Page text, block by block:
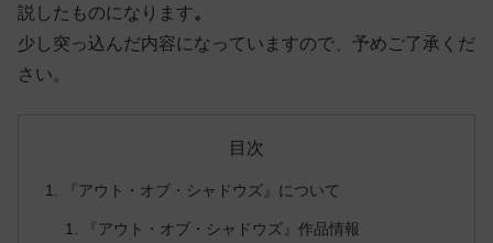
説したものになります。
少し突っ込んだ内容になっていますので、予めご了承くだ
さい。
目次
『アウト・オブ・シャドウズ』について
『アウト・オブ・シャドウズ』作品情報